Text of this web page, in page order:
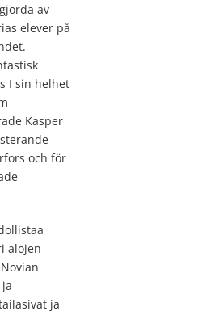
av
elever på
I sin helhet
Kasper
och för
alojen
ja